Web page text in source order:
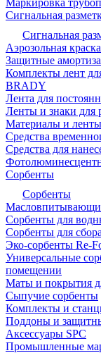
Маркировка
Сигнальная
Сигнальная
Аэрозольная
Защитные
Комплекты лент
BRADY
Лента для
Ленты и знаки для
Материалы и
Средства
Средства для
Сорбенты
Сорбенты
Сорбенты для
Сорбенты для
Эко-сорбенты Re-
Универсальные
помещении
Маты и покрытия
Сыпучие сорбенты
Комплекты и
Поддоны и
Аксессуары SPC
Промышленные